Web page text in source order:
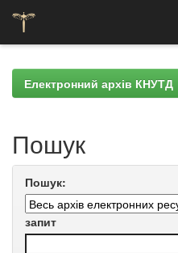
navigationЕлектронний архів КНУТД
Пошук
Пошук:
запит